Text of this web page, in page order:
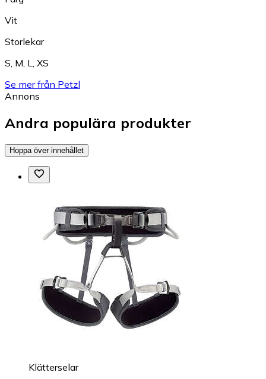
Vit
Storlekar
S, M, L, XS
Se mer från Petzl
Annons
Andra populära produkter
Hoppa över innehållet
Klätterselar